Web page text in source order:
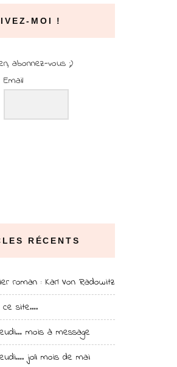
MOI !
abonnez-vous ;)
Email
RÉCENTS
roman : Karl Von Radowitz
site….
mois à message
joli mois de mai